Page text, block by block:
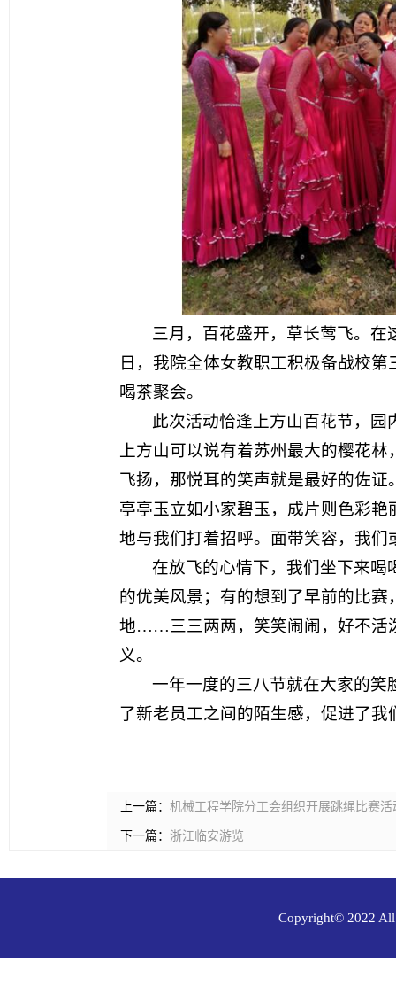
三月，百花盛开，草长莺飞。
日，我院全体女教职工积极备战校
喝茶聚会。
此次活动恰逢上方山百花节，
上方山可以说有着苏州最大的樱花
飞扬，那悦耳的笑声就是最好的佐
亭亭玉立如小家碧玉，成片则色彩
地与我们打着招呼。面带笑容，我
在放飞的心情下，我们坐下来
的优美风景；有的想到了早前的比
地……三三两两，笑笑闹闹，好不活
义。
一年一度的三八节就在大家的
了新老员工之间的陌生感，促进了
上一篇： 机械工程学院分工会组织开展跳绳比赛活
下一篇： 浙江临安游览
Copyright© 2022